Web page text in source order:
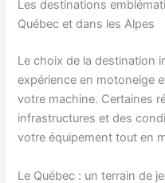
Les destinations
Québec et dans les Alpes
Le choix de la destination
expérience en motoneige
votre machine. Certaines
infrastructures et des
votre équipement tout en
Le Québec : un terrain de